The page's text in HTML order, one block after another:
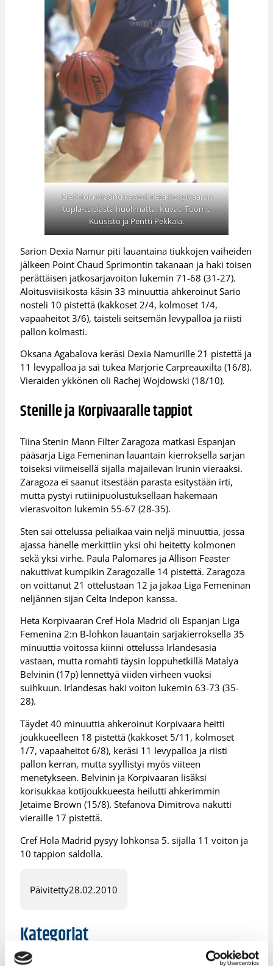
Cref Hola Madrid kaatui Heta Korpivaaran
tupla-tuplasta huolimatta. Kuvat: Tuomo
Kuusisto ja Pentti Pekkala.
Sarion Dexia Namur piti lauantaina tiukkojen vaiheiden
jälkeen Point Chaud Sprimontin takanaan ja haki toisen
perättäisen jatkosarjavoiton lukemin 71-68 (31-27).
Aloitusviisikosta käsin 33 minuuttia ahkeroinut Sario
nosteli 10 pistettä (kakkoset 2/4, kolmoset 1/4,
vapaaheitot 3/6), taisteli seitsemän levypalloa ja riisti
pallon kolmasti.
Oksana Agabalova keräsi Dexia Namurille 21 pistettä ja
11 levypalloa ja sai tukea Marjorie Carpreauxilta (16/8).
Vieraiden ykkönen oli Rachej Wojdowski (18/10).
Stenille ja Korpivaaralle tappiot
Tiina Stenin Mann Filter Zaragoza matkasi Espanjan
pääsarja Liga Femeninan lauantain kierroksella sarjan
toiseksi viimeisellä sijalla majailevan Irunin vieraaksi.
Zaragoza ei saanut itsestään parasta esitystään irti,
mutta pystyi rutiinipuolustuksellaan hakemaan
vierasvoiton lukemin 55-67 (28-35).
Sten sai ottelussa peliaikaa vain neljä minuuttia, jossa
ajassa hänelle merkittiin yksi ohi heitetty kolmonen
sekä yksi virhe. Paula Palomares ja Allison Feaster
nakuttivat kumpikin Zaragozalle 14 pistettä. Zaragoza
on voittanut 21 ottelustaan 12 ja jakaa Liga Femeninan
neljännen sijan Celta Indepon kanssa.
Heta Korpivaaran Cref Hola Madrid oli Espanjan Liga
Femenina 2:n B-lohkon lauantain sarjakierroksella 35
minuuttia voitossa kiinni ottelussa Irlandesasia
vastaan, mutta romahti täysin loppuhetkillä Matalya
Belvinin (17p) lennettyä viiden virheen vuoksi
suihkuun. Irlandesas haki voiton lukemin 63-73 (35-
28).
Täydet 40 minuuttia ahkeroinut Korpivaara heitti
joukkueelleen 18 pistettä (kakkoset 5/11, kolmoset
1/7, vapaaheitot 6/8), keräsi 11 levypalloa ja riisti
pallon kerran, mutta syyllistyi myös viiteen
menetykseen. Belvinin ja Korpivaaran lisäksi
korisukkaa kotijoukkueesta heilutti ahkerimmin
Jetaime Brown (15/8). Stefanova Dimitrova nakutti
vieraille 17 pistettä.
Cref Hola Madrid pysyy lohkonsa 5. sijalla 11 voiton ja
10 tappion saldolla.
Päivitetty28.02.2010
Kategoriat